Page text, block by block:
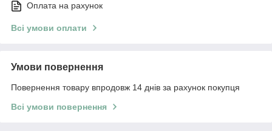
Оплата на рахунок
Всі умови оплати
Умови повернення
Повернення товару впродовж 14 днів за рахунок покупця
Всі умови повернення